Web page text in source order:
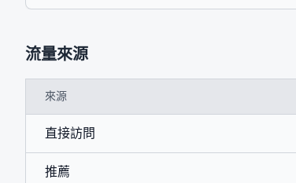
流量來源
來源
直接訪問
推薦